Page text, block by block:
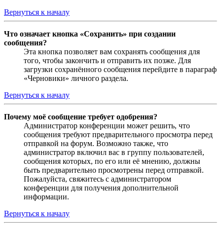
Вернуться к началу
Что означает кнопка «Сохранить» при создании
сообщения?
Эта кнопка позволяет вам сохранять сообщения для
того, чтобы закончить и отправить их позже. Для
загрузки сохранённого сообщения перейдите в параграф
«Черновики» личного раздела.
Вернуться к началу
Почему моё сообщение требует одобрения?
Администратор конференции может решить, что
сообщения требуют предварительного просмотра перед
отправкой на форум. Возможно также, что
администратор включил вас в группу пользователей,
сообщения которых, по его или её мнению, должны
быть предварительно просмотрены перед отправкой.
Пожалуйста, свяжитесь с администратором
конференции для получения дополнительной
информации.
Вернуться к началу